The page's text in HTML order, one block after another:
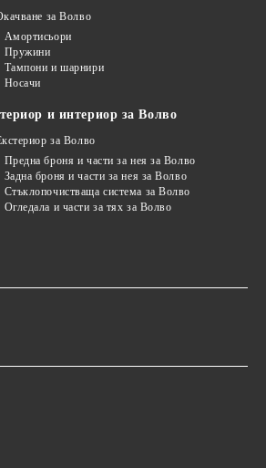
за Волво
Амортисьори
Пружини
Тампони и шарнири
Носачи
и интериор за Волво
за Волво
Предна броня и части за нея за Волво
Задна броня и части за нея за Волво
Стъклопочистваща система за Волво
Огледала и части за тях за Волво